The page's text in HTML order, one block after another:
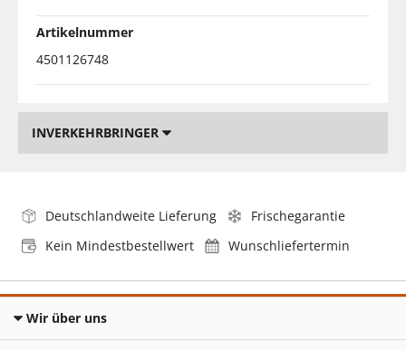
Artikelnummer
4501126748
INVERKEHRBRINGER
Deutschlandweite Lieferung
Frischegarantie
Kein Mindestbestellwert
Wunschliefertermin
Wir über uns